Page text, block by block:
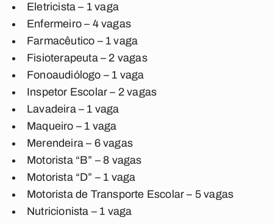
Eletricista – 1 vaga
Enfermeiro – 4 vagas
Farmacêutico – 1 vaga
Fisioterapeuta – 2 vagas
Fonoaudiólogo – 1 vaga
Inspetor Escolar – 2 vagas
Lavadeira – 1 vaga
Maqueiro – 1 vaga
Merendeira – 6 vagas
Motorista “B” – 8 vagas
Motorista “D” – 1 vaga
Motorista de Transporte Escolar – 5 vagas
Nutricionista – 1 vaga